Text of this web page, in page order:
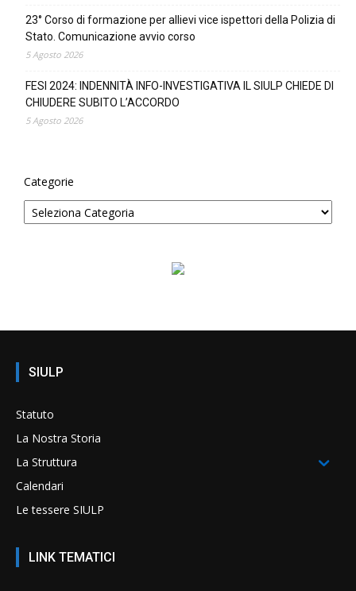
23° Corso di formazione per allievi vice ispettori della Polizia di
Stato. Comunicazione avvio corso
5 Agosto 2026
FESI 2024: INDENNITÀ INFO-INVESTIGATIVA IL SIULP CHIEDE DI
CHIUDERE SUBITO L’ACCORDO
5 Agosto 2026
Categorie
SIULP
Statuto
La Nostra Storia
La Struttura
Calendari
Le tessere SIULP
LINK TEMATICI